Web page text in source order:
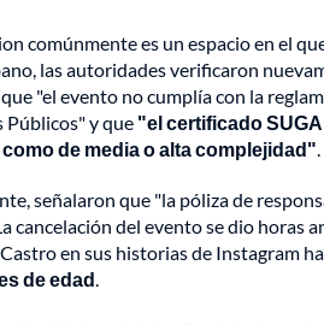
comúnmente es un espacio en el
las autoridades verificaron
"el evento no cumplía con la
Públicos" y que "el certificado
de media o alta complejidad".
señalaron que "la póliza de
cancelación del evento se dio horas
en sus historias de Instagram
de edad.